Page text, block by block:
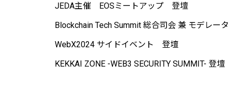
JEDA主催 EOSミートアップ 登壇
Blockchain Tech Summit 総合司会 兼 モデレー
WebX2024 サイドイベント 登壇
KEKKAI ZONE -WEB3 SECURITY SUMMIT- 登壇